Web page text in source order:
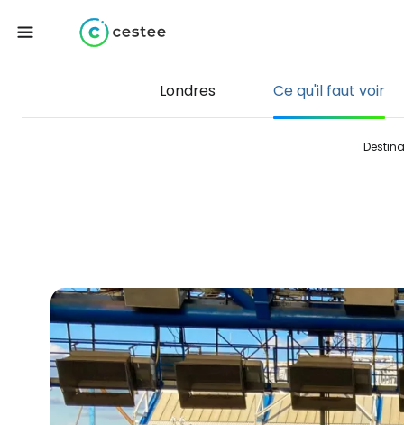
Londres Ce qu'il faut voir